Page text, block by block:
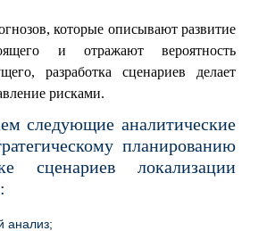
которые описывают развитие
и отражают вероятность
разработка сценариев делает
рисками.
следующие аналитические
планированию
сценариев локализации
анализ;